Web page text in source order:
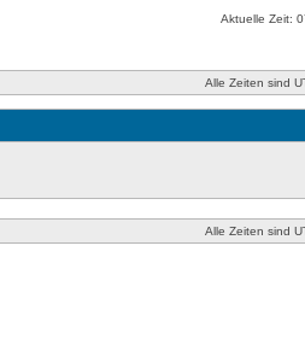
Aktuelle Zeit:
Alle Zeiten sind
Alle Zeiten sind